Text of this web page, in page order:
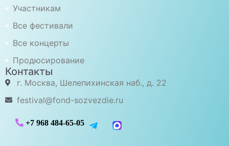
Участникам
Все фестивали
Все концерты
Продюсирование
Контакты
г. Москва, Шелепихинская наб., д. 22
festival@fond-sozvezdie.ru
+7 968 484-65-05